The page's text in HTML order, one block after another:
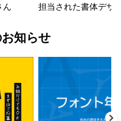
ん
担当された書体デザ
知らせ